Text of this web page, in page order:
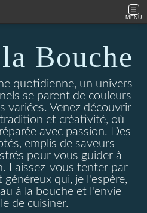
MENU
Bouche
quotidienne, un univers
se parent de couleurs
variées. Venez découvrir
et créativité, où
avec passion. Des
emplis de saveurs
pour vous guider à
Laissez-vous tenter par
qui, je l'espère,
à la bouche et l'envie
de cuisiner.